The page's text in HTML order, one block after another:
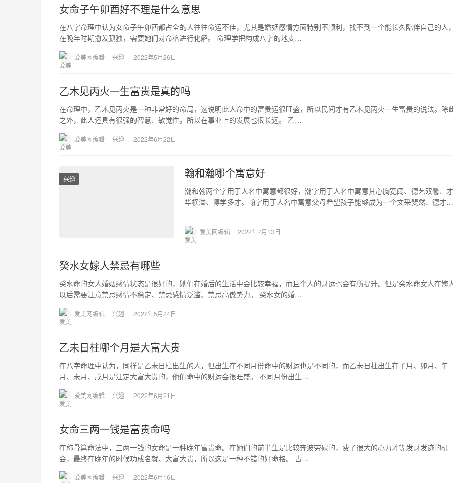
女命子午卯酉好不理是什么意思
在八字命理中认为女命子午卯酉都占全的人往往命运不佳，尤其是婚姻感情方面特别不顺利，找不到一个能长久陪伴自己的人
在晚年时期愈发孤独，需要她们对命格进行化解。 命理学把构成八字的地支…
爱美网编辑 兴趣 2022年5月26日
乙木见丙火一生富贵是真的吗
在命理中，乙木见丙火是一种非常好的命局，这说明此人命中的富贵运很旺盛，所以民间才有乙木见丙火一生富贵的说法。除
之外，此人还具有很强的智慧、敏觉性，所以在事业上的发展也很长远。 乙…
爱美网编辑 兴趣 2022年6月22日
兴趣 翰和瀚哪个寓意好
瀚和翰两个字用于人名中寓意都很好，瀚字用于人名中寓意其心胸宽阔、德艺双馨、才
华横溢、博学多才。翰字用于人名中寓意父母希望孩子能够成为一个文采斐然、德才兼
爱美网编辑 2022年7月13日
癸水女嫁人禁忌有哪些
癸水命的女人婚姻感情状态是很好的，她们在婚后的生活中会比较幸福，而且个人的财运也会有所提升。但是癸水命女人在嫁
以后需要注意禁忌感情不稳定、禁忌感情泛滥、禁忌高傲势力。 癸水女的婚…
爱美网编辑 兴趣 2022年5月24日
乙未日柱哪个月是大富大贵
在八字命理中认为，同样是乙未日柱出生的人，但出生在不同月份命中的财运也是不同的，而乙未日柱出生在子月、卯月、午
月、未月、戌月是注定大富大贵的，他们命中的财运会很旺盛。 不同月份出生…
爱美网编辑 兴趣 2022年6月21日
女命三两一钱是富贵命吗
在称骨算命法中，三两一钱的女命是一种晚年富贵命。在她们的前半生是比较奔波劳碌的，费了很大的心力才等发财发迹的机
会，最终在晚年的时候功成名就、大富大贵，所以这是一种不错的好命格。 古…
爱美网编辑 兴趣 2022年6月16日